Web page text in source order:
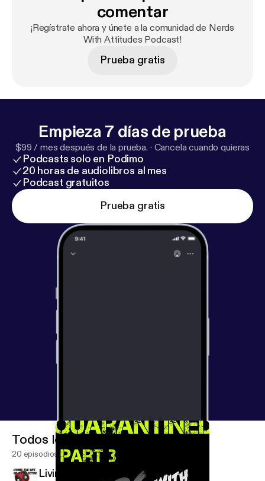
comentar
¡Regístrate ahora y únete a la comunidad de Nerds
With Attitudes Podcast!
Prueba gratis
Empieza 7 días de prueba
$99 / mes después de la prueba. · Cancela cuando quieras
Podcasts solo en Podimo
20 horas de audiolibros al mes
Podcast gratuitos
Prueba gratis
Todos los episodios
20 episodios
Living the Life of a Collector